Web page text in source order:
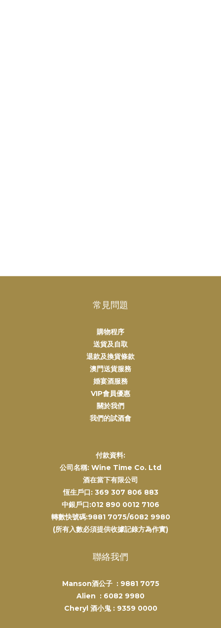
常見問題
購物程序
送貨及自取
退款及換貨條款
澳門送貨服務
婚宴酒服務
VIP會員優惠
關於我們
我們的試酒會
付款資料:
公司名稱: Wine Time Co. Ltd
酒在當下有限公司
恆生戶口: 369 307 806 883
中銀戶口:012 890 0012 7106
轉數快號碼:9881 7075/6082 9980
(所有入數必須提供收據記錄方為作實)
聯絡我們
Manson酒公子 : 9881 7075
Alien : 6082 9980
Cheryl 酒小鬼 : 9359 0000